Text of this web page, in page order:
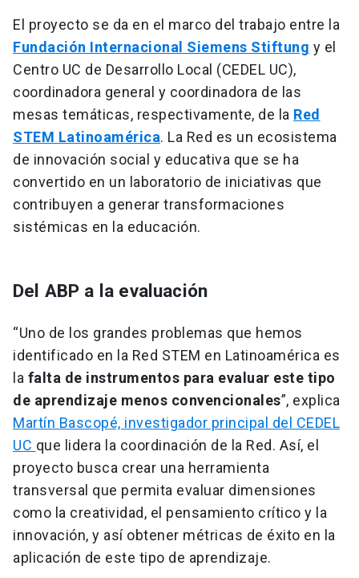
El proyecto se da en el marco del trabajo entre la
Fundación Internacional Siemens Stiftung y el
Centro UC de Desarrollo Local (CEDEL UC),
coordinadora general y coordinadora de las
mesas temáticas, respectivamente, de la Red
STEM Latinoamérica. La Red es un ecosistema
de innovación social y educativa que se ha
convertido en un laboratorio de iniciativas que
contribuyen a generar transformaciones
sistémicas en la educación.
Del ABP a la evaluación
“Uno de los grandes problemas que hemos
identificado en la Red STEM en Latinoamérica es
la falta de instrumentos para evaluar este tipo
de aprendizaje menos convencionales”, explica
Martín Bascopé, investigador principal del CEDEL
UC que lidera la coordinación de la Red. Así, el
proyecto busca crear una herramienta
transversal que permita evaluar dimensiones
como la creatividad, el pensamiento crítico y la
innovación, y así obtener métricas de éxito en la
aplicación de este tipo de aprendizaje.